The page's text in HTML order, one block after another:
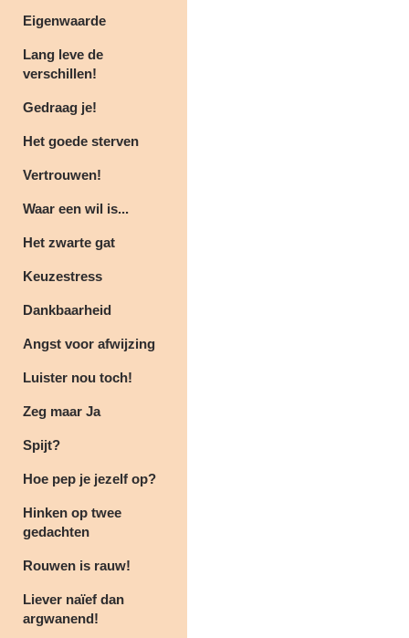
Eigenwaarde
Lang leve de
verschillen!
Gedraag je!
Het goede sterven
Vertrouwen!
Waar een wil is...
Het zwarte gat
Keuzestress
Dankbaarheid
Angst voor afwijzing
Luister nou toch!
Zeg maar Ja
Spijt?
Hoe pep je jezelf op?
Hinken op twee
gedachten
Rouwen is rauw!
Liever naïef dan
argwanend!